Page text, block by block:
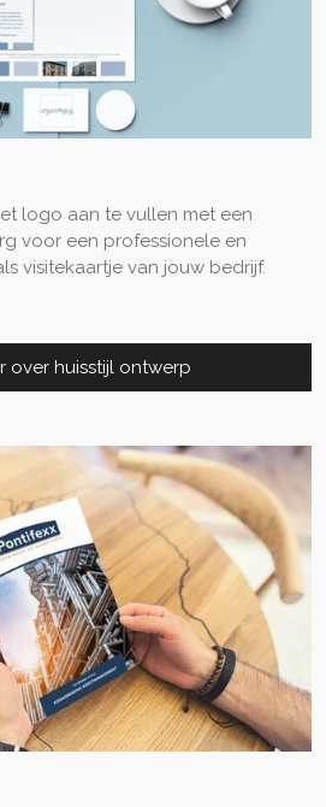
logo aan te vullen met een
voor een professionele en
visitekaartje van jouw bedrijf.
over huisstijl ontwerp